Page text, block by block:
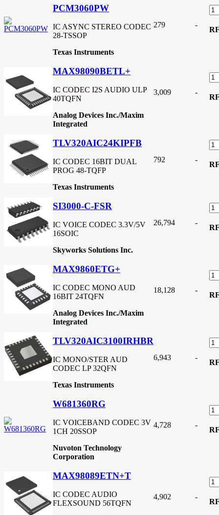
PCM3060PW
IC ASYNC STEREO CODEC
28-TSSOP
Texas Instruments
279 -
MAX98090BETL+
IC CODEC I2S AUDIO ULP
40TQFN
Analog Devices Inc./Maxim
Integrated
3,009 -
TLV320AIC24KIPFB
IC CODEC 16BIT DUAL
PROG 48-TQFP
Texas Instruments
792 -
SI3000-C-FSR
IC VOICE CODEC 3.3V/5V
16SOIC
Skyworks Solutions Inc.
26,794 -
MAX9860ETG+
IC CODEC MONO AUD
16BIT 24TQFN
Analog Devices Inc./Maxim
Integrated
18,128 -
TLV320AIC3100IRHBR
IC MONO/STER AUD
CODEC LP 32QFN
Texas Instruments
6,943 -
W681360RG
IC VOICEBAND CODEC 3V
1CH 20SSOP
Nuvoton Technology
Corporation
4,728 -
MAX98089ETN+T
IC CODEC AUDIO
FLEXSOUND 56TQFN
4,902 -